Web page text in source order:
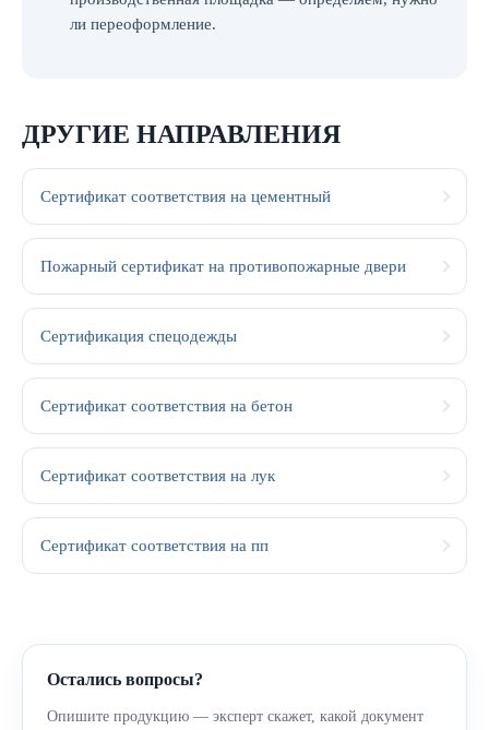
ли переоформление.
ДРУГИЕ НАПРАВЛЕНИЯ
Сертификат соответствия на цементный
Пожарный сертификат на противопожарные двери
Сертификация спецодежды
Сертификат соответствия на бетон
Сертификат соответствия на лук
Сертификат соответствия на пп
Остались вопросы?
Опишите продукцию — эксперт скажет, какой документ